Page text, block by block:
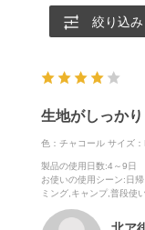
絞り込み
生地がしっかり
色：チャコール サイズ：L
製品の使用日数:4～9日
お使いの使用シーン:日
ミング,キャンプ,普段使